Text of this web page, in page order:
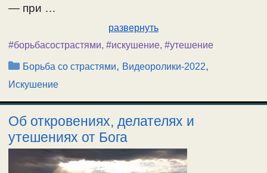
— при …
развернуть
#борьбасострастями, #искушение, #утешение
Рубрики
Борьба со страстями, Видеоролики-2022,
Искушение
Об откровениях, делателях и
утешениях от Бога